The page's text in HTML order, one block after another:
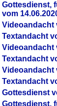
Gottesdienst,
vom
Videoandacht
Textandacht
Videoandacht
Textandacht
Videoandacht
Textandacht
Gottesdienst
Gottesdienst,